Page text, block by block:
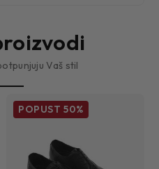
Vaš stil
POPUST50%